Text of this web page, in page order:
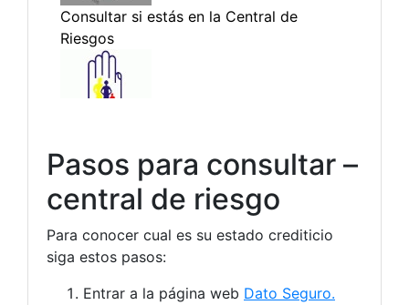
Pasos para consultar –
central de riesgo
Para conocer cual es su estado crediticio
siga estos pasos:
Entrar a la página web Dato Seguro.